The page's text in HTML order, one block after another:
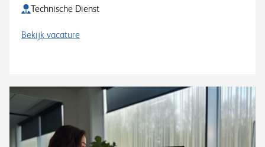
Technische Dienst
Bekijk vacature